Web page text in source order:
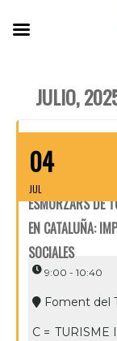
JULIO,
04
JUL
ESMORZARS DE
EN CATALUÑA:
SOCIALES
9:00 - 10:40
Foment del
C = TURISME